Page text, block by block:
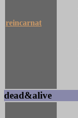
reincarnat
dead&alive